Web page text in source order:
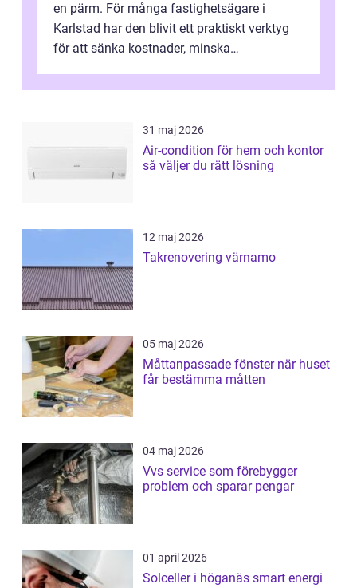
en pärm. För många fastighetsägare i
Karlstad har den blivit ett praktiskt verktyg
för att sänka kostnader, minska
31 maj 2026
Air-condition för hem och kontor
så väljer du rätt lösning
12 maj 2026
Takrenovering värnamo
05 maj 2026
Måttanpassade fönster när huset
får bestämma måtten
04 maj 2026
Vvs service som förebygger
problem och sparar pengar
01 april 2026
Solceller i höganäs smart energi